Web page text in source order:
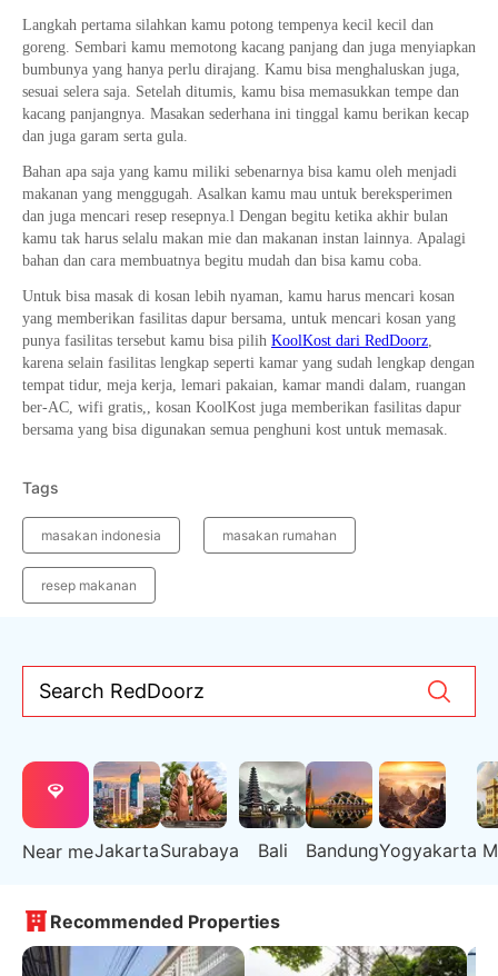
Langkah pertama silahkan kamu potong tempenya kecil kecil dan
goreng. Sembari kamu memotong kacang panjang dan juga menyiapkan
bumbunya yang hanya perlu dirajang. Kamu bisa menghaluskan juga,
sesuai selera saja. Setelah ditumis, kamu bisa memasukkan tempe dan
kacang panjangnya. Masakan sederhana ini tinggal kamu berikan kecap
dan juga garam serta gula.
Bahan apa saja yang kamu miliki sebenarnya bisa kamu oleh menjadi
makanan yang menggugah. Asalkan kamu mau untuk bereksperimen
dan juga mencari resep resepnya.l Dengan begitu ketika akhir bulan
kamu tak harus selalu makan mie dan makanan instan lainnya. Apalagi
bahan dan cara membuatnya begitu mudah dan bisa kamu coba.
Untuk bisa masak di kosan lebih nyaman, kamu harus mencari kosan
yang memberikan fasilitas dapur bersama, untuk mencari kosan yang
punya fasilitas tersebut kamu bisa pilih KoolKost dari RedDoorz,
karena selain fasilitas lengkap seperti kamar yang sudah lengkap dengan
tempat tidur, meja kerja, lemari pakaian, kamar mandi dalam, ruangan
ber-AC, wifi gratis,, kosan KoolKost juga memberikan fasilitas dapur
bersama yang bisa digunakan semua penghuni kost untuk memasak.
Tags
masakan indonesia masakan rumahan
resep makanan
Search RedDoorz
Near meJakartaSurabaya Bali BandungYogyakarta
Recommended Properties